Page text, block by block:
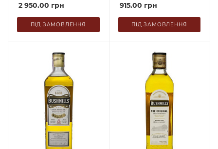
2 950.00 грн
ПІД ЗАМОВЛЕННЯ
915.00 грн
ПІД ЗАМОВЛЕННЯ